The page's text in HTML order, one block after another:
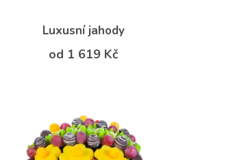
Luxusní jahody
od 1 619 Kč